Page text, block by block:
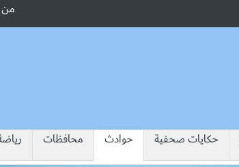
حكايات صحفية حوادث محافظات